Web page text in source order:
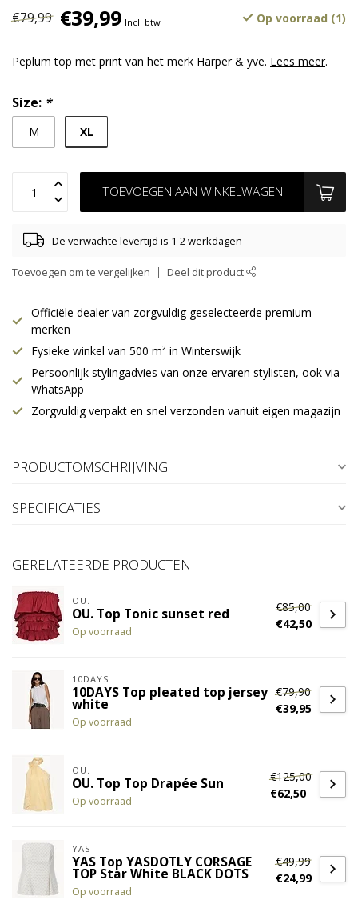
€79,99 €39,99 Incl. btw Op voorraad (1)
Peplum top met print van het merk Harper & yve. Lees meer.
Size: *
M XL
TOEVOEGEN AAN WINKELWAGEN
De verwachte levertijd is 1-2 werkdagen
Toevoegen om te vergelijken Deel dit product
Officiële dealer van zorgvuldig geselecteerde premium
merken
Fysieke winkel van 500 m² in Winterswijk
Persoonlijk stylingadvies van onze ervaren stylisten, ook via
WhatsApp
Zorgvuldig verpakt en snel verzonden vanuit eigen magazijn
PRODUCTOMSCHRIJVING
SPECIFICATIES
GERELATEERDE PRODUCTEN
OU.
OU. Top Tonic sunset red
Op voorraad
€85,00
€42,50
10DAYS
10DAYS Top pleated top jersey
white
Op voorraad
€79,90
€39,95
OU.
OU. Top Top Drapée Sun
Op voorraad
€125,00
€62,50
YAS
YAS Top YASDOTLY CORSAGE
TOP Star White BLACK DOTS
Op voorraad
€49,99
€24,99